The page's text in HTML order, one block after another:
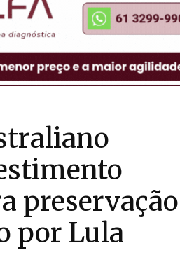
preservação
por Lula